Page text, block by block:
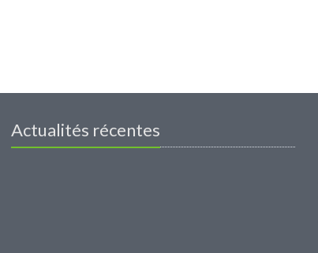
Actualités récentes